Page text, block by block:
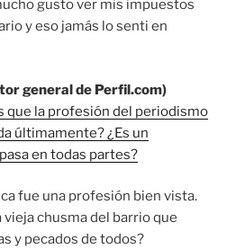
gusto ver mis impuestos
y eso jamás lo senti en
general de Perfil.com)
que la profesión del periodismo
últimamente? ¿Es un
en todas partes?
fue una profesión bien vista.
vieja chusma del barrio que
y pecados de todos?